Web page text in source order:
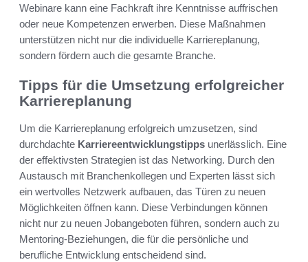
Webinare kann eine Fachkraft ihre Kenntnisse auffrischen
oder neue Kompetenzen erwerben. Diese Maßnahmen
unterstützen nicht nur die individuelle Karriereplanung,
sondern fördern auch die gesamte Branche.
Tipps für die Umsetzung erfolgreicher
Karriereplanung
Um die Karriereplanung erfolgreich umzusetzen, sind
durchdachte Karriereentwicklungstipps unerlässlich. Eine
der effektivsten Strategien ist das Networking. Durch den
Austausch mit Branchenkollegen und Experten lässt sich
ein wertvolles Netzwerk aufbauen, das Türen zu neuen
Möglichkeiten öffnen kann. Diese Verbindungen können
nicht nur zu neuen Jobangeboten führen, sondern auch zu
Mentoring-Beziehungen, die für die persönliche und
berufliche Entwicklung entscheidend sind.